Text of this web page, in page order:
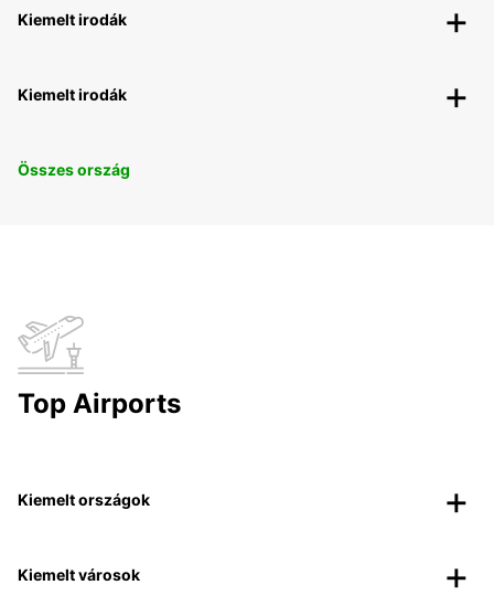
Kiemelt irodák
Kiemelt irodák
Összes ország
Top Airports
Kiemelt országok
Kiemelt városok